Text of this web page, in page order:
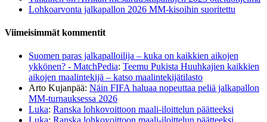
Lohkoarvonta jalkapallon 2026 MM-kisoihin suoritettu
Viimeisimmät kommentit
Suomen paras jalkapalloilija – kuka on kaikkien aikojen
ykkönen? - MatchPedia: Teemu Pukista Huuhkajien kaikkien
aikojen maalintekijä – katso maalintekijätilasto
Arto Kujanpää: Näin FIFA haluaa nopeuttaa peliä jalkapallon
MM-turnauksessa 2026
Luka: Ranska lohkovoittoon maali-iloittelun päätteeksi